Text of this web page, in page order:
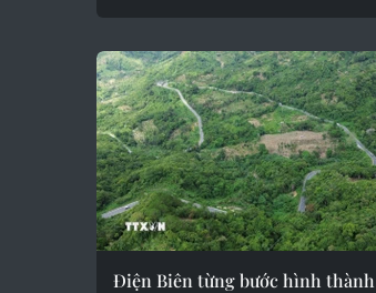
Điện Biên từng bước hình thành